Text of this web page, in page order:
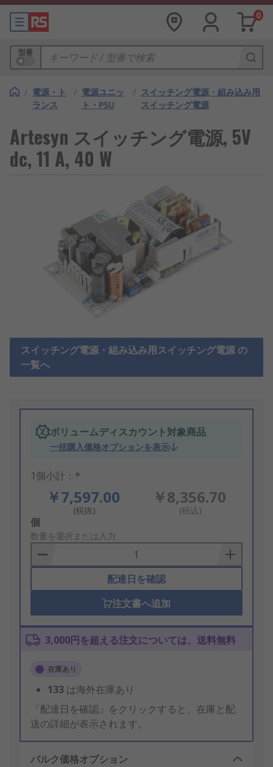
0
型番
/ 電源・ト
ランス
/ 電源ユニッ
ト・PSU
/ スイッチング電源・組み込み用
スイッチング電源
Artesyn スイッチング電源, 5V
dc, 11 A, 40 W
スイッチング電源・組み込み用スイッチング電源 の
一覧へ
ボリュームディスカウント対象商品
一括購入価格オプションを表示
1個小計：*
￥7,597.00
(税抜)
￥8,356.70
(税込)
Add
to
Basket
個
数量を選択または入力
配達日を確認
注文書へ追加
3,000円を超える注文については、送料無料
在庫あり
133 は海外在庫あり
「配達日を確認」をクリックすると、在庫と配
送の詳細が表示されます。
バルク価格オプション